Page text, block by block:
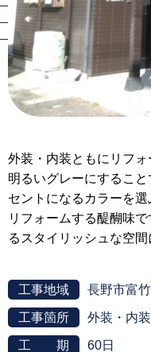
外装・内装ともにリフ
明るいグレーにするこ
セントになるカラーを
リフォームする醍醐味
るスタイリッシュな空間
工事地域 長野市富竹
工事箇所 外装・内
工 期 60日